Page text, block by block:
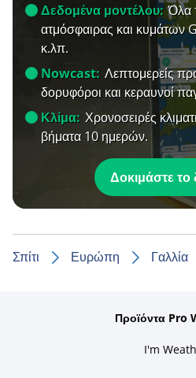
Δεδομένα μοντέλου: Όλα
ατμόσφαιρας και κυμάτων
κ.λπ.
Nowcast: Λεπτομερείς
δορυφόροι και κεραυνοί
Κλίμα: Χρονοσειρές
βήματα 10 ημερών.
Δοκιμάστε
Σπίτι Ευρώπη Γαλλία
Προϊόντα Pro
I'm